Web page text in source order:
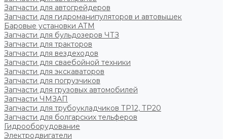
Запчасти для автогрейдеров
Запчасти для гидроманипуляторов и автовышек
Баровые установки АТМ
Запчасти для бульдозеров ЧТЗ
Запчасти для тракторов
Запчасти для вездеходов
Запчасти для сваебойной техники
Запчасти для экскаваторов
Запчасти для погрузчиков
Запчасти для грузовых автомобилей
Запчасти ЧМЗАП
Запчасти для трубоукладчиков ТР12, ТР20
Запчасти для болгарских тельферов
Гидрооборудование
Электродвигатели